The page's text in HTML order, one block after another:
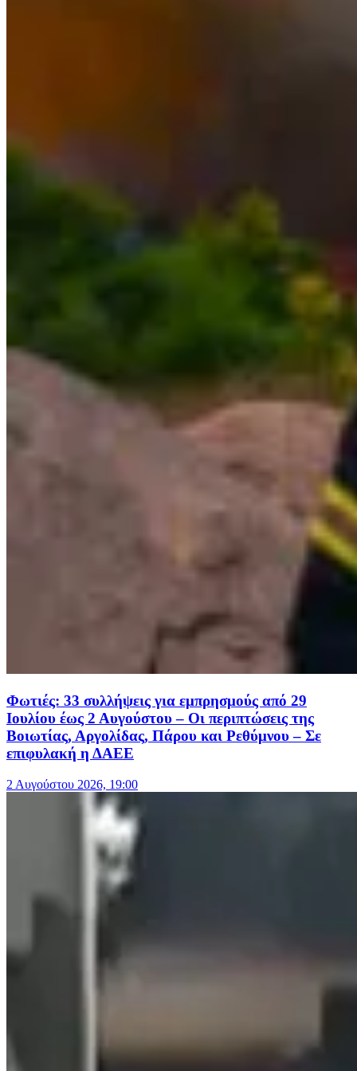
Φωτιές: 33 συλλήψεις για εμπρησμούς από 29
Ιουλίου έως 2 Αυγούστου – Οι περιπτώσεις της
Βοιωτίας, Αργολίδας, Πάρου και Ρεθύμνου – Σε
επιφυλακή η ΔΑΕΕ
2 Αυγούστου 2026, 19:00